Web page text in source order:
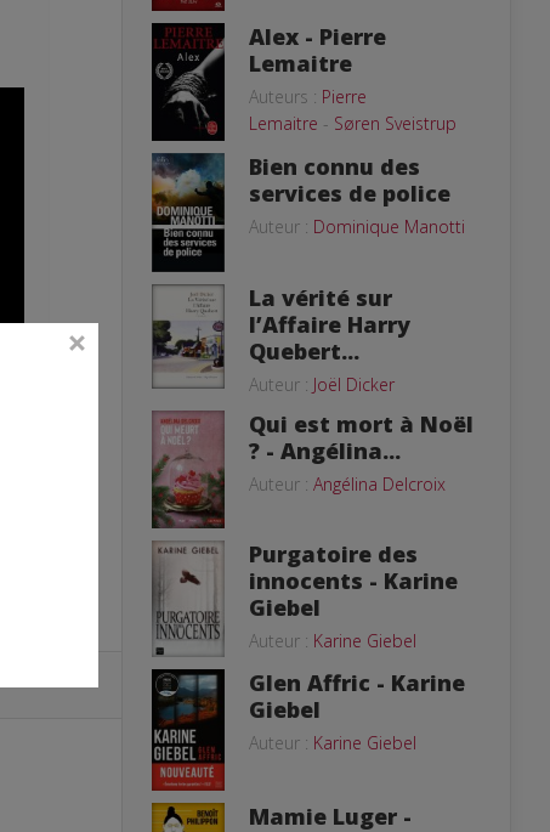
Alex - Pierre
Lemaitre
Auteurs : Pierre
Lemaitre - Søren Sveistrup
Bien connu des
services de police
Auteur : Dominique Manotti
La vérité sur
l’Affaire Harry
Quebert...
Auteur : Joël Dicker
Qui est mort à Noël
? - Angélina...
Auteur : Angélina Delcroix
Purgatoire des
innocents - Karine
Giebel
Auteur : Karine Giebel
Glen Affric - Karine
Giebel
Auteur : Karine Giebel
Mamie Luger -